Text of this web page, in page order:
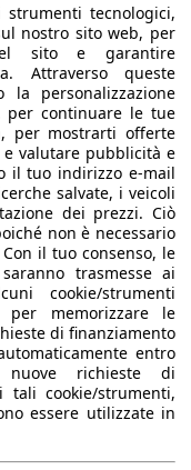
per la correttezza
Torna su
auto europeo.
tecnologici,
nostro sito web, per
sito e garantire
Attraverso queste
la personalizzazione
per continuare le tue
per mostrarti offerte
valutare pubblicità e
il tuo indirizzo e-mail
salvate, i veicoli
dei prezzi. Ciò
non è necessario
il tuo consenso, le
trasmesse ai
cookie/strumenti
memorizzare le
di finanziamento
entro
richieste di
tali cookie/strumenti,
essere utilizzate in